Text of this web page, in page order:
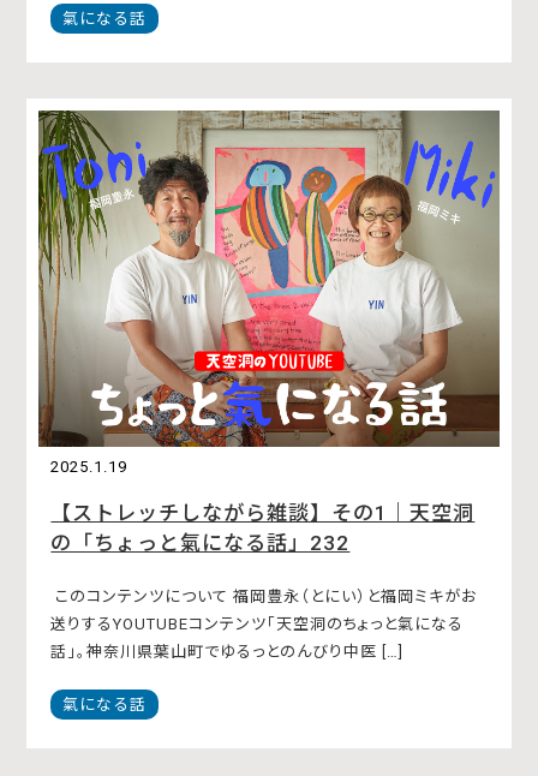
氣になる話
2025.1.19
【ストレッチしながら雑談】その1｜天空洞
の「ちょっと氣になる話」232
このコンテンツについて 福岡豊永（とにい）と福岡ミキがお
送りするYOUTUBEコンテンツ「天空洞のちょっと氣になる
話」。神奈川県葉山町でゆるっとのんびり中医 […]
氣になる話